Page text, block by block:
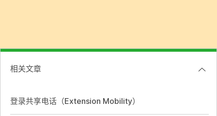
相关文章
登录共享电话（Extension Mobility）